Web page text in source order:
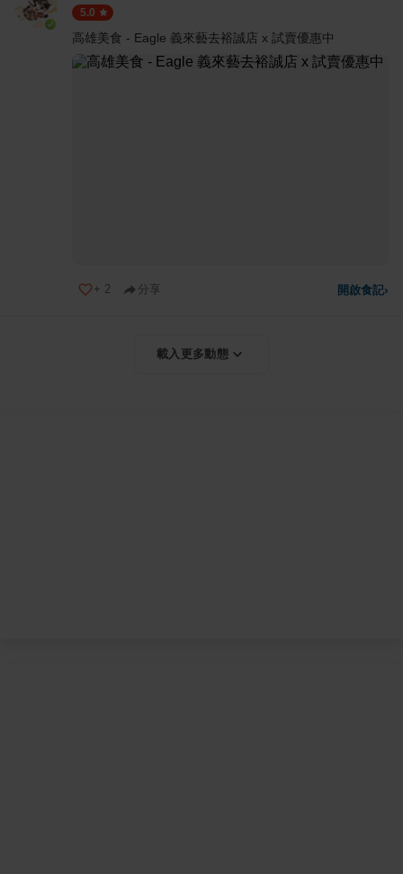
5.0
高雄美食 - Eagle 義來藝去裕誠店 x 試賣優惠中
+ 2 分享 開啟食記›
載入更多動態